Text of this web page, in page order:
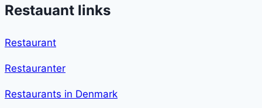
Restauant links
Restaurant
Restauranter
Restaurants in Denmark